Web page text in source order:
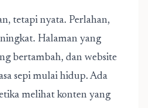
tetapi nyata. Perlahan,
Halaman yang
bertambah, dan website
sepi mulai hidup. Ada
melihat konten yang